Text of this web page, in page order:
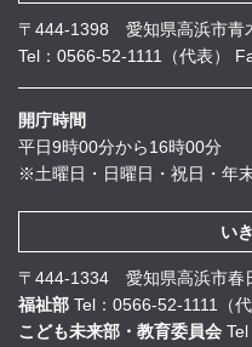
〒444-1398 愛知県高浜市青
Tel：0566-52-1111（代表）
開庁時間
平日9時00分から16時00分
※土曜日・日曜日・祝日・年
い
〒444-1334 愛知県高浜市春
福祉部 Tel：0566-52-1111（代
こども未来部・教育委員会